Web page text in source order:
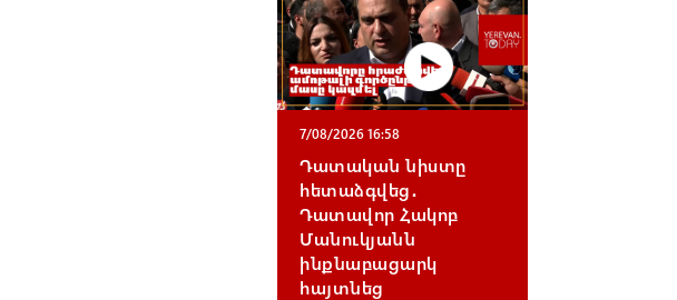
7/08/2026 16:58
Դատական նիստը
հետաձգվեց․
Դատավոր Հակոբ
Մանուկյանն
ինքնաբացարկ
հայտնեց